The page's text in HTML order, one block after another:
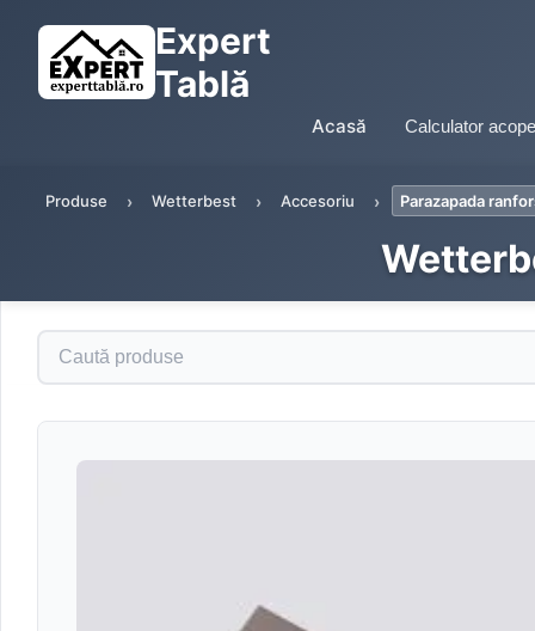
Expert
Tablă
Acasă Calculator
Produse Wetterbest Accesoriu Parazapada
Caută produse